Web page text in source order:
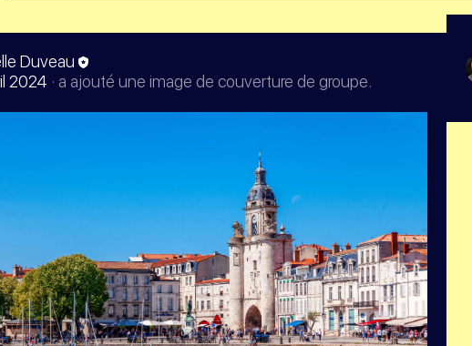
Duveau
2024 · a ajouté une image de couverture de groupe.